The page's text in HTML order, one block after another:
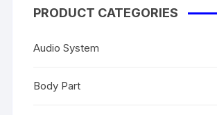
PRODUCT CATEGORIES
Audio System
Body Part